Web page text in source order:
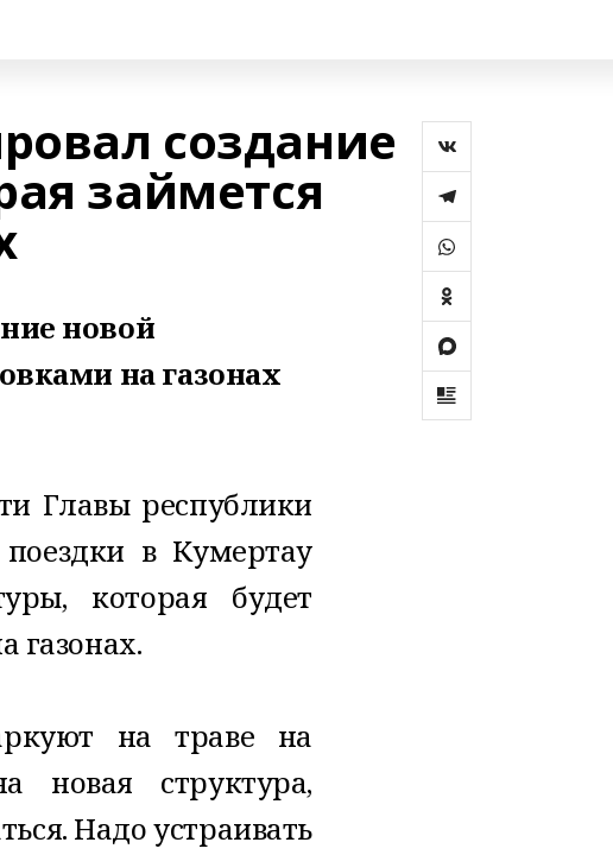
создание
займется
новой
на газонах
Главы республики
в Кумертау
которая будет
газонах.
на траве на
новая структура,
Надо устраивать